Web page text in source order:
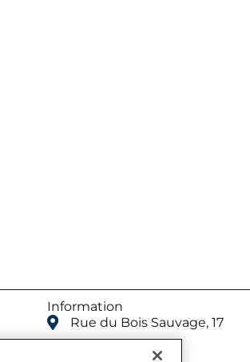
Information
Rue du Bois Sauvage, 17
1000 Bruxelles